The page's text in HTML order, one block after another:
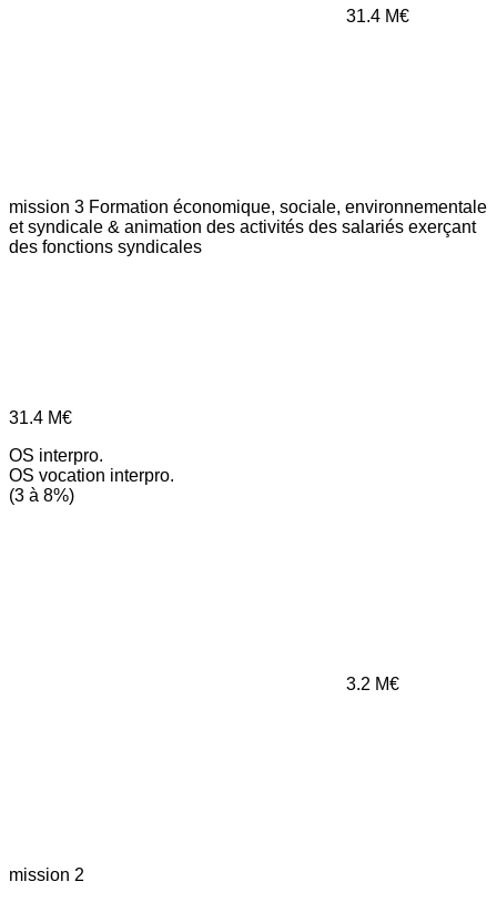
31.4 M€
mission 3 Formation économique, sociale, environnementale
et syndicale & animation des activités des salariés exerçant
des fonctions syndicales
31.4 M€
OS interpro.
OS vocation interpro.
(3 à 8%)
3.2 M€
mission 2